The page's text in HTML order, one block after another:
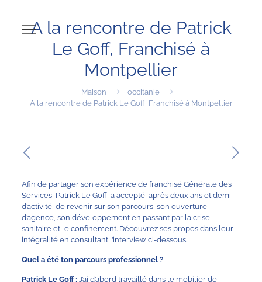
A la rencontre de Patrick
Le Goff, Franchisé à
Montpellier
Maison
occitanie
A la rencontre de Patrick Le Goff, Franchisé à Montpellier
Afin de partager son expérience de franchisé Générale des
Services, Patrick Le Goff, a accepté, après deux ans et demi
d’activité, de revenir sur son parcours, son ouverture
d’agence, son développement en passant par la crise
sanitaire et le confinement. Découvrez ses propos dans leur
intégralité en consultant l’interview ci-dessous.
Quel a été ton parcours professionnel ?
Patrick Le Goff :J’ai d’abord travaillé dans le mobilier de